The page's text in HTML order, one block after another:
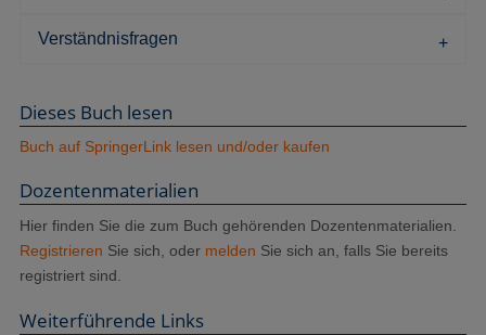
Verständnisfragen
Dieses Buch lesen
Buch auf SpringerLink lesen und/oder kaufen
Dozenten­materialien
Hier finden Sie die zum Buch gehörenden Dozentenmaterialien.
Registrieren Sie sich, oder melden Sie sich an, falls Sie bereits
registriert sind.
Weiterführende Links